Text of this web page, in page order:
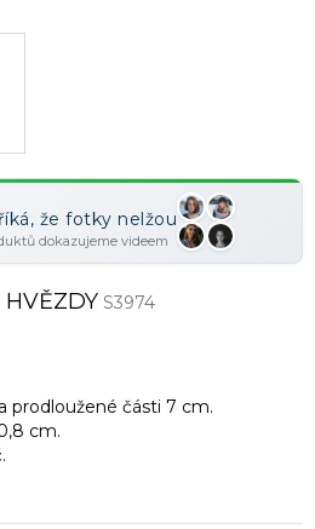
že fotky nelžou
dokazujeme videem
S3974
prodloužené části 7 cm.
cm.